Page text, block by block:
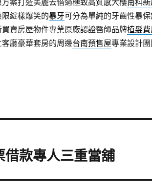
案打造美麗去借過極致高質感大樓南科新
綻樣爆笑的暴牙可分為單純的牙齒性暴
賣房屋物件專業原廠認證醫師品牌植髮費
廳豪華套房的周邊台南預售屋專業設計
款專人三重當舖